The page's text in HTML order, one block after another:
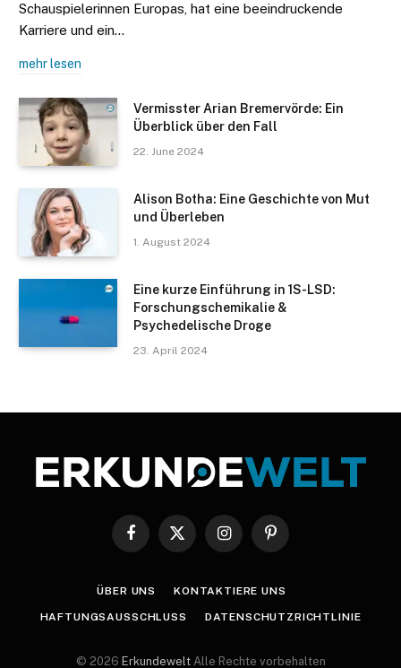
Schauspielerinnen Europas, hat eine beeindruckende
Karriere und ein…
mehr lesen
Vermisster Arian Bremervörde: Ein
Überblick über den Fall
22. June 2024
Alison Botha: Eine Geschichte von Mut
und Überleben
1. August 2024
Eine kurze Einführung in 1S-LSD:
Forschungschemikalie &
Psychedelische Droge
23. April 2024
Facebook
X
InstagramPinterest
ÜBER UNS KONTAKTIERE UNS
HAFTUNGSAUSSCHLUSS DATENSCHUTZRICHTLINIE
© 2026 Erkundewelt Alle Rechte vorbehalten